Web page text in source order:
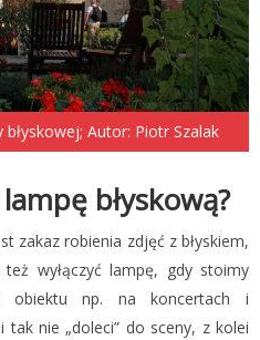
Autor: Piotr Szalak
błyskową?
zakaz robienia zdjęć z błyskiem,
wyłączyć lampę, gdy stoimy
obiektu np. na koncertach i
tak nie „doleci” do sceny, z kolei